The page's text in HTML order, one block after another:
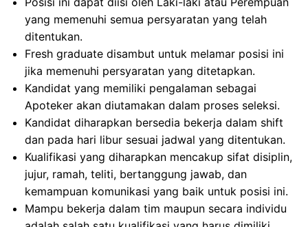
yang memenuhi semua persyaratan yang telah
ditentukan.
Fresh graduate disambut untuk melamar posisi ini
jika memenuhi persyaratan yang ditetapkan.
Kandidat yang memiliki pengalaman sebagai
Apoteker akan diutamakan dalam proses seleksi.
Kandidat diharapkan bersedia bekerja dalam shift
dan pada hari libur sesuai jadwal yang ditentukan.
Kualifikasi yang diharapkan mencakup sifat disiplin,
jujur, ramah, teliti, bertanggung jawab, dan
kemampuan komunikasi yang baik untuk posisi ini.
Mampu bekerja dalam tim maupun secara individu